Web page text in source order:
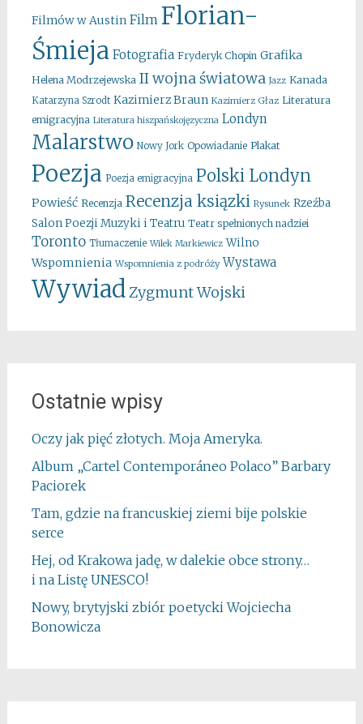
Filmów w Austin Film Florian-
Śmieja Fotografia Fryderyk Chopin Grafika
Helena Modrzejewska II wojna światowa Jazz Kanada
Katarzyna Szrodt Kazimierz Braun Kazimierz Głaz Literatura
emigracyjna Literatura hiszpańskojęzyczna Londyn
Malarstwo Nowy Jork Opowiadanie Plakat
Poezja Poezja emigracyjna Polski Londyn
Powieść Recenzja Recenzja ksiązki Rysunek Rzeźba
Salon Poezji Muzyki i Teatru Teatr spełnionych nadziei
Toronto Tłumaczenie Wilek Markiewicz Wilno
Wspomnienia Wspomnienia z podróży Wystawa
WywiadZygmunt Wojski
Ostatnie wpisy
Oczy jak pięć złotych. Moja Ameryka.
Album „Cartel Contemporáneo Polaco” Barbary
Paciorek
Tam, gdzie na francuskiej ziemi bije polskie
serce
Hej, od Krakowa jadę, w dalekie obce strony…
i na Listę UNESCO!
Nowy, brytyjski zbiór poetycki Wojciecha
Bonowicza